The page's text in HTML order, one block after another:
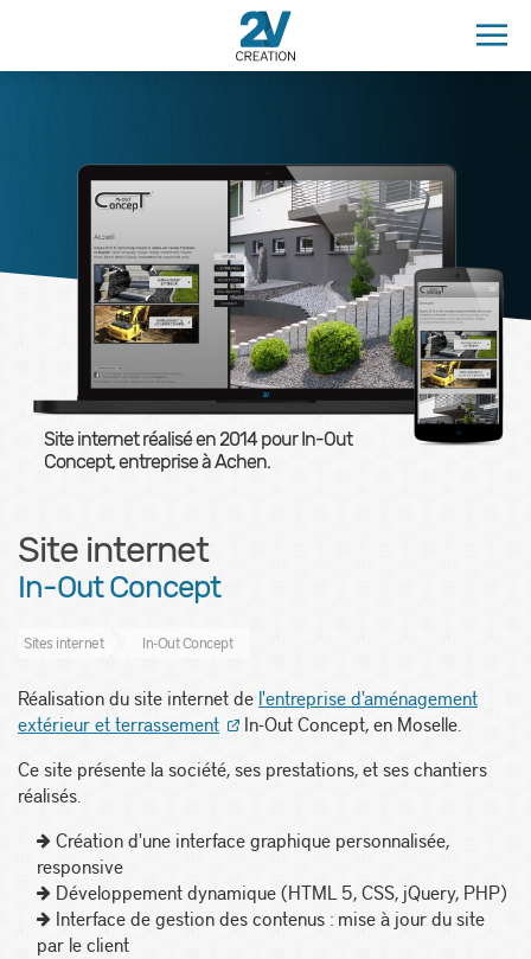
Site internet réalisé en2014pour In-Out
Concept, entreprise à Achen.
Site internet
In-Out Concept
Sites internet In-Out Concept
Réalisation du site internet de l'entreprise d'aménagement
extérieur et terrassement
In-Out Concept, en Moselle.
Ce site présente la société, ses prestations, et ses chantiers
réalisés.
Création d'une interface graphique personnalisée,
responsive
Développement dynamique (HTML 5, CSS, jQuery, PHP)
Interface de gestion des contenus : mise à jour du site
par le client